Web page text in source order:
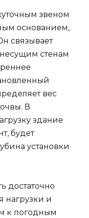
звеном
основанием,
связывает
стенам
вес
В
здание
будет
установки
достаточно
нагрузки и
к погодным